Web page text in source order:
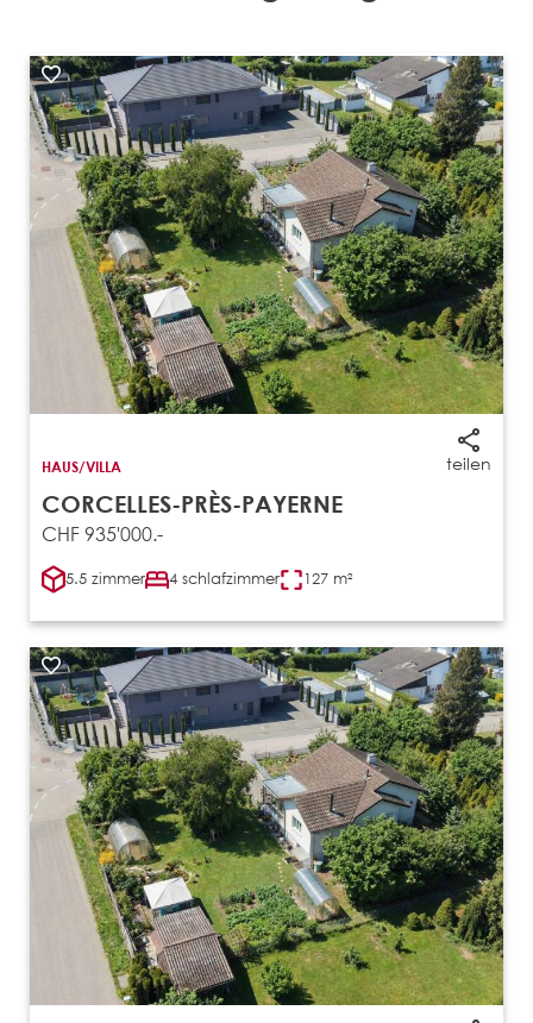
teilen
HAUS/VILLA
CORCELLES-PRÈS-PAYERNE
CHF 935'000.-
5.5 zimmer 4 schlafzimmer 127 m²